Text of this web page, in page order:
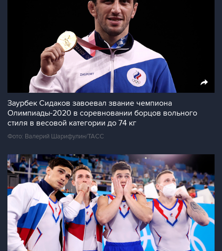
Заурбек Сидаков завоевал звание чемпиона
Олимпиады-2020 в соревновании борцов вольного
стиля в весовой категории до 74 кг
Фото: Валерий Шарифулин/ТАСС